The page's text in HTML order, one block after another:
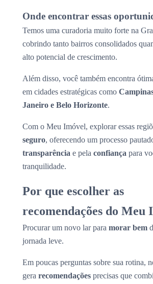
Onde encontrar essas
Temos uma curadoria muito forte na
cobrindo tanto bairros consolidados
alto potencial de crescimento.
Além disso, você também encontra
em cidades estratégicas como
Janeiro e Belo Horizonte.
Com o Meu Imóvel, explorar essas
seguro, oferecendo um processo
transparência e pela confiança para
tranquilidade.
Por que escolher as
recomendações do Meu
Procurar um novo lar para morar bem
jornada leve.
Em poucas perguntas sobre sua rotina,
gera recomendações precisas que